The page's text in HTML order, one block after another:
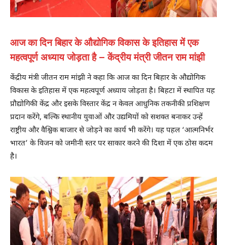
आज का दिन बिहार के औद्योगिक विकास के इतिहास में एक
महत्वपूर्ण अध्याय जोड़ता है – केंद्रीय मंत्री जीतन राम मांझी
केंद्रीय मंत्री जीतन राम मांझी ने कहा कि आज का दिन बिहार के औद्योगिक
विकास के इतिहास में एक महत्वपूर्ण अध्याय जोड़ता है। बिहटा में स्थापित यह
प्रौद्योगिकी केंद्र और इसके विस्तार केंद्र न केवल आधुनिक तकनीकी प्रशिक्षण
प्रदान करेंगे, बल्कि स्थानीय युवाओं और उद्यमियों को सशक्त बनाकर उन्हें
राष्ट्रीय और वैश्विक बाजार से जोड़ने का कार्य भी करेंगे। यह पहल ‘आत्मनिर्भर
भारत’ के विजन को जमीनी स्तर पर साकार करने की दिशा में एक ठोस कदम
है।